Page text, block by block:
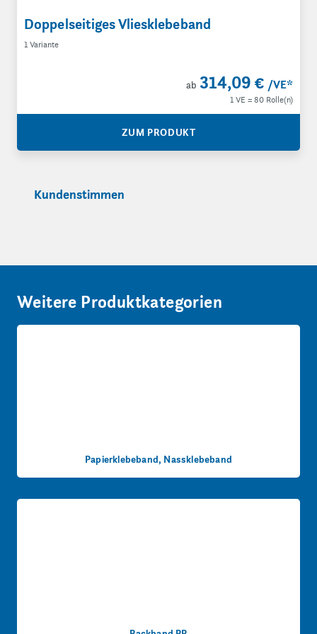
Doppelseitiges Vliesklebeband
1 Variante
ab 314,09 € /VE*
1 VE = 80 Rolle(n)
ZUM PRODUKT
Kundenstimmen
Weitere Produktkategorien
Papierklebeband, Nassklebeband